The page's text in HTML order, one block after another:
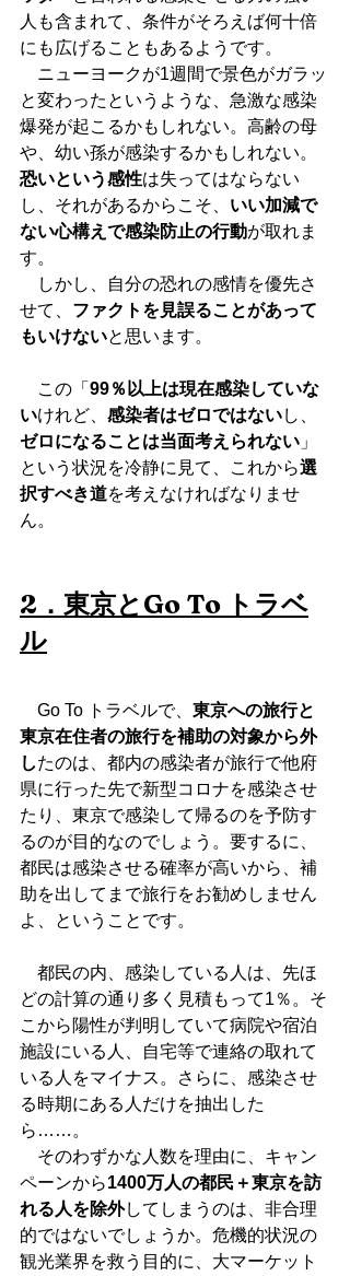
人も含まれて、条件がそろえば何十倍
にも広げることもあるようです。
ニューヨークが1週間で景色がガラッ
と変わったというような、急激な感染
爆発が起こるかもしれない。高齢の母
や、幼い孫が感染するかもしれない。
恐いという感性は失ってはならない
し、それがあるからこそ、 いい加減で
ない心構えで感染防止の行動が取れま
す。
しかし、自分の恐れの感情を優先さ
せて、 ファクトを見誤ることがあって
もいけないと思います。
この「 99％以上は現在感染していな
いけれど、 感染者はゼロではないし、
ゼロになることは当面考えられない 」
という状況を冷静に見て、これから選
択すべき道を考えなければなりませ
ん。
2．東京とGo To トラベ
ル
Go To トラベルで、 東京への旅行と
東京在住者の旅行を補助の対象から外
したのは、都内の感染者が旅行で他府
県に行った先で新型コロナを感染させ
たり、東京で感染して帰るのを予防す
るのが目的なのでしょう。要するに、
都民は感染させる確率が高いから、補
助を出してまで旅行をお勧めしません
よ、ということです。
都民の内、感染している人は、先ほ
どの計算の通り多く見積もって1％。そ
こから陽性が判明していて病院や宿泊
施設にいる人、自宅等で連絡の取れて
いる人をマイナス。さらに、感染させ
る時期にある人だけを抽出した
ら……。
そのわずかな人数を理由に、キャン
ペーンから1400万人の都民＋東京を訪
れる人を除外してしまうのは、非合理
的ではないでしょうか。危機的状況の
観光業界を救う目的に、大マーケット